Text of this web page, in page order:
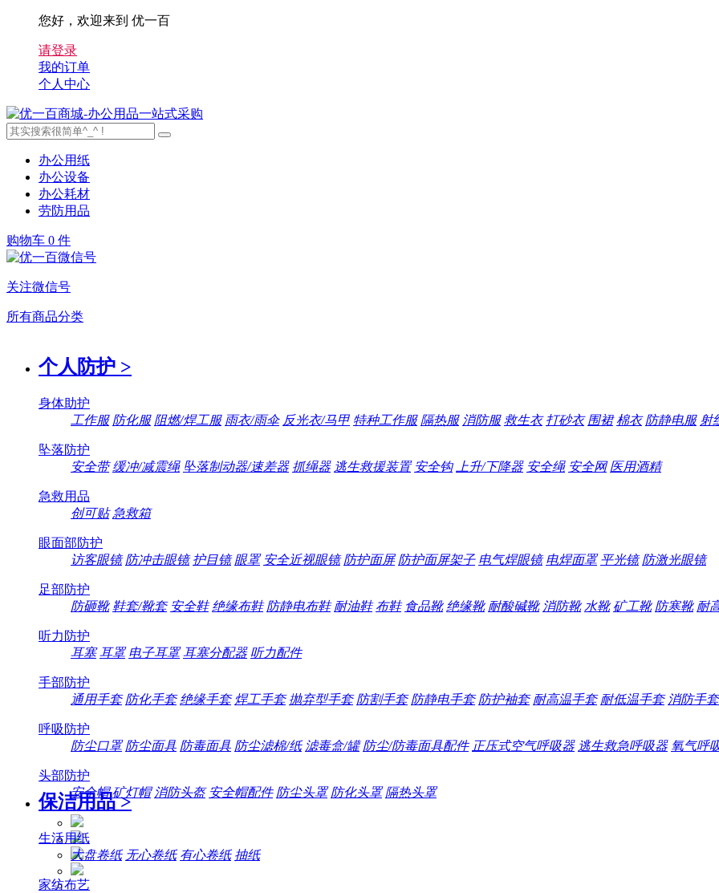
您好，欢迎来到 优一百
请登录
我的订单
个人中心
办公用纸
办公设备
办公耗材
劳防用品
购物车 0 件
关注微信号
所有商品分类
个人防护 >
身体助护
工作服 防化服 阻燃/焊工服 雨衣/雨伞 反光衣/马甲 特种工作服 隔热服 消防服 救生衣 打砂衣 围裙 棉衣 防静电服 射
坠落防护
安全带 缓冲/减震绳 坠落制动器/速差器 抓绳器 逃生救援装置 安全钩 上升/下降器 安全绳 安全网 医用酒精
急救用品
创可贴 急救箱
眼面部防护
访客眼镜 防冲击眼镜 护目镜 眼罩 安全近视眼镜 防护面屏 防护面屏架子 电气焊眼镜 电焊面罩 平光镜 防激光眼镜
足部防护
防砸靴 鞋套/靴套 安全鞋 绝缘布鞋 防静电布鞋 耐油鞋 布鞋 食品靴 绝缘靴 耐酸碱靴 消防靴 水靴 矿工靴 防寒靴 耐
听力防护
耳塞 耳罩 电子耳罩 耳塞分配器 听力配件
手部防护
通用手套 防化手套 绝缘手套 焊工手套 抛弃型手套 防割手套 防静电手套 防护袖套 耐高温手套 耐低温手套 消防手套
呼吸防护
防尘口罩 防尘面具 防毒面具 防尘滤棉/纸 滤毒盒/罐 防尘/防毒面具配件 正压式空气呼吸器 逃生救急呼吸器 氧气呼
头部防护
安全帽 矿灯帽 消防头盔 安全帽配件 防尘头罩 防化头罩 隔热头罩
保洁用品 >
生活用纸
大盘卷纸 无心卷纸 有心卷纸 抽纸
家纺布艺